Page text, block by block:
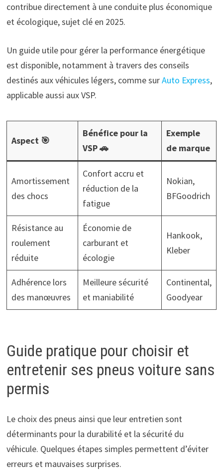
contribue directement à une conduite plus économique
et écologique, sujet clé en 2025.
Un guide utile pour gérer la performance énergétique
est disponible, notamment à travers des conseils
destinés aux véhicules légers, comme surAuto Express,
applicable aussi aux VSP.
Aspect 🎯
Bénéfice pour la
VSP 🚗
Exemple
de marque
Amortissement
des chocs
Confort accru et
réduction de la
fatigue
Nokian,
BFGoodrich
Résistance au
roulement
réduite
Économie de
carburant et
écologie
Hankook,
Kleber
Adhérence lors
des manœuvres
Meilleure sécurité
et maniabilité
Continental,
Goodyear
Guide pratique pour choisir et
entretenir ses pneus voiture sans
permis
Le choix des pneus ainsi que leur entretien sont
déterminants pour la durabilité et la sécurité du
véhicule. Quelques étapes simples permettent d’éviter
erreurs et mauvaises surprises.